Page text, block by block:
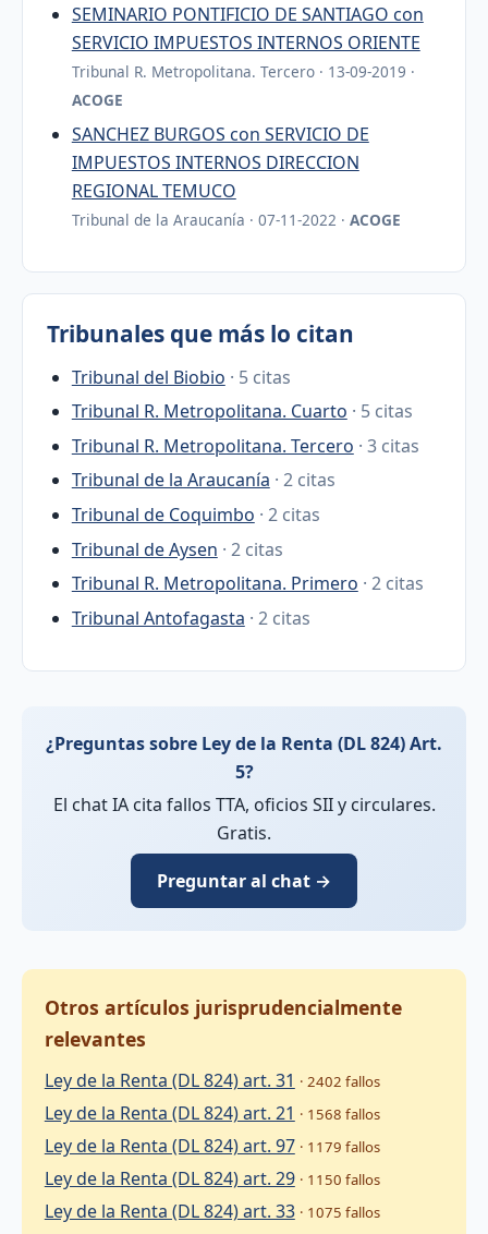
SEMINARIO PONTIFICIO DE SANTIAGO con
SERVICIO IMPUESTOS INTERNOS ORIENTE
Tribunal R. Metropolitana. Tercero · 13-09-2019 ·
ACOGE
SANCHEZ BURGOS con SERVICIO DE
IMPUESTOS INTERNOS DIRECCION
REGIONAL TEMUCO
Tribunal de la Araucanía · 07-11-2022 · ACOGE
Tribunales que más lo citan
Tribunal del Biobio · 5 citas
Tribunal R. Metropolitana. Cuarto · 5 citas
Tribunal R. Metropolitana. Tercero · 3 citas
Tribunal de la Araucanía · 2 citas
Tribunal de Coquimbo · 2 citas
Tribunal de Aysen · 2 citas
Tribunal R. Metropolitana. Primero · 2 citas
Tribunal Antofagasta · 2 citas
¿Preguntas sobre Ley de la Renta (DL 824) Art.
5?
El chat IA cita fallos TTA, oficios SII y circulares.
Gratis.
Preguntar al chat →
Otros artículos jurisprudencialmente
relevantes
Ley de la Renta (DL 824) art. 31 · 2402 fallos
Ley de la Renta (DL 824) art. 21 · 1568 fallos
Ley de la Renta (DL 824) art. 97 · 1179 fallos
Ley de la Renta (DL 824) art. 29 · 1150 fallos
Ley de la Renta (DL 824) art. 33 · 1075 fallos